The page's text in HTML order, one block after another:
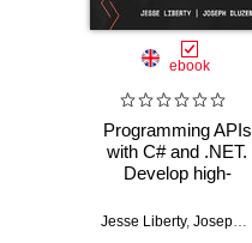
ebook
Programming APIs
with C# and .NET.
Develop high-
that ensure
Jesse Liberty, Joseph Dluzen